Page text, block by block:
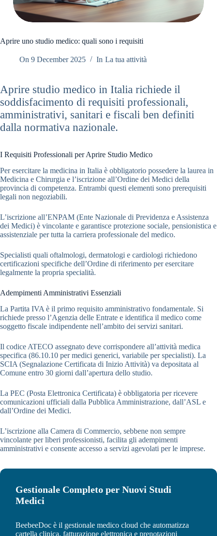
Aprire uno studio medico: quali sono i requisiti
On 9 December 2025 In La tua attività
Aprire studio medico in Italia richiede il
soddisfacimento di requisiti professionali,
amministrativi, sanitari e fiscali ben definiti
dalla normativa nazionale.
I Requisiti Professionali per Aprire Studio Medico
Per esercitare la medicina in Italia è obbligatorio possedere la laurea in
Medicina e Chirurgia e l’iscrizione all’Ordine dei Medici della
provincia di competenza. Entrambi questi elementi sono prerequisiti
legali non negoziabili.
L’iscrizione all’ENPAM (Ente Nazionale di Previdenza e Assistenza
dei Medici) è vincolante e garantisce protezione sociale, pensionistica e
assistenziale per tutta la carriera professionale del medico.
Specialisti quali oftalmologi, dermatologi e cardiologi richiedono
certificazioni specifiche dell’Ordine di riferimento per esercitare
legalmente la propria specialità.
Adempimenti Amministrativi Essenziali
La Partita IVA è il primo requisito amministrativo fondamentale. Si
richiede presso l’Agenzia delle Entrate e identifica il medico come
soggetto fiscale indipendente nell’ambito dei servizi sanitari.
Il codice ATECO assegnato deve corrispondere all’attività medica
specifica (86.10.10 per medici generici, variabile per specialisti). La
SCIA (Segnalazione Certificata di Inizio Attività) va depositata al
Comune entro 30 giorni dall’apertura dello studio.
La PEC (Posta Elettronica Certificata) è obbligatoria per ricevere
comunicazioni ufficiali dalla Pubblica Amministrazione, dall’ASL e
dall’Ordine dei Medici.
L’iscrizione alla Camera di Commercio, sebbene non sempre
vincolante per liberi professionisti, facilita gli adempimenti
amministrativi e consente accesso a servizi agevolati per le imprese.
Gestionale Completo per Nuovi Studi
Medici
BeebeeDoc è il gestionale medico cloud che automatizza
cartella clinica, fatturazione elettronica e prenotazioni